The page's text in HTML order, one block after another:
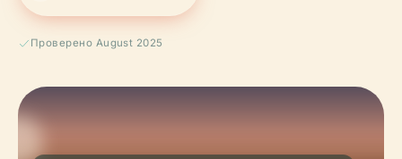
Проверено August 2025